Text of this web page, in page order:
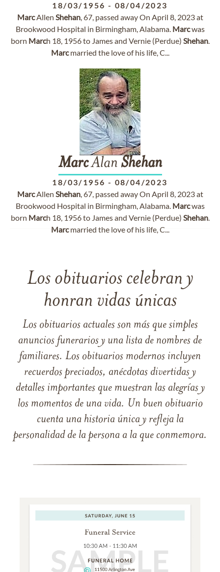
18/03/1956 - 08/04/2023
MarcAllen Shehan, 67, passed away On April 8, 2023 at
Brookwood Hospital in Birmingham, Alabama. Marcwas
born March 18, 1956 to James and Vernie (Perdue) Shehan.
Marcmarried the love of his life, C...
MarcAlan Shehan
18/03/1956 - 08/04/2023
MarcAllen Shehan, 67, passed away On April 8, 2023 at
Brookwood Hospital in Birmingham, Alabama. Marcwas
born March 18, 1956 to James and Vernie (Perdue) Shehan.
Marcmarried the love of his life, C...
Los obituarios celebran y
honran vidas únicas
Los obituarios actuales son más que simples
anuncios funerarios y una lista de nombres de
familiares. Los obituarios modernos incluyen
recuerdos preciados, anécdotas divertidas y
detalles importantes que muestran las alegrías y
los momentos de una vida. Un buen obituario
cuenta una historia única y refleja la
personalidad de la persona a la que conmemora.